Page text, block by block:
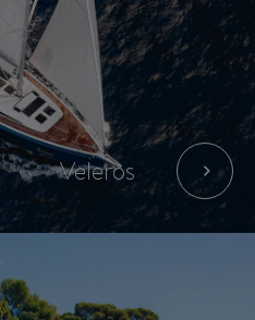
Veleros